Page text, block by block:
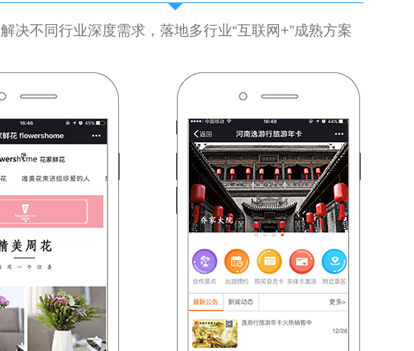
解决不同行业深度需求，落地多行业“互联网+”成熟方案